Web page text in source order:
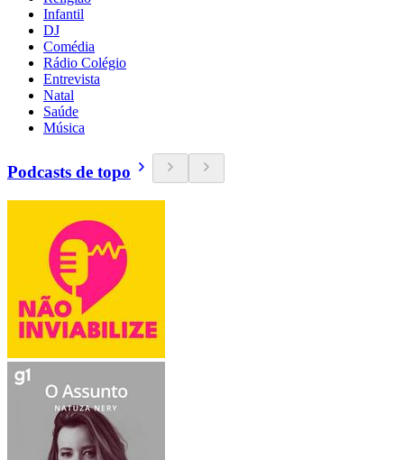
Infantil
DJ
Comédia
Rádio Colégio
Entrevista
Natal
Saúde
Música
Podcasts de topo